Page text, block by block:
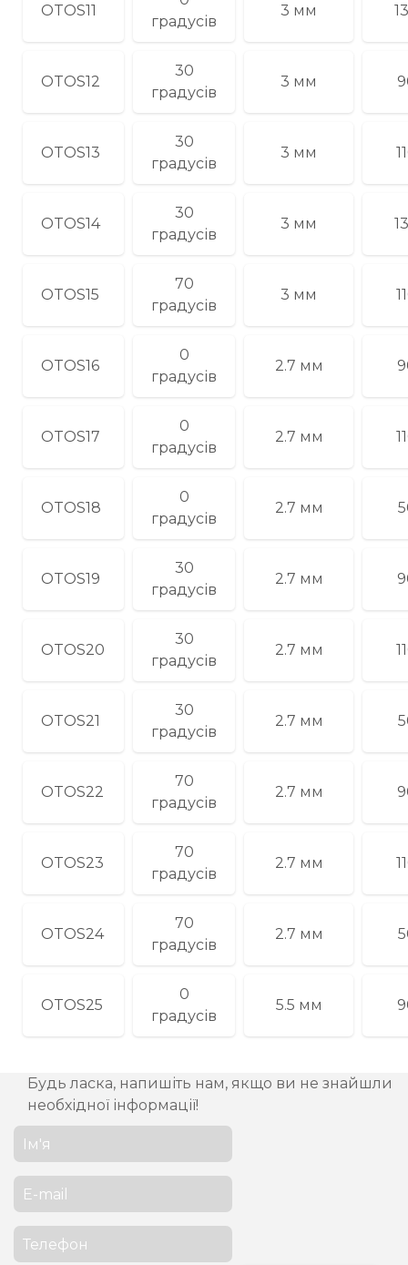
OTOS11
градусів
3 мм
OTOS12
30
градусів
3 мм
OTOS13
30
градусів
3 мм
OTOS14
30
градусів
3 мм
OTOS15
70
градусів
3 мм
OTOS16
0
градусів
2.7 мм
OTOS17
0
градусів
2.7 мм
OTOS18
0
градусів
2.7 мм
OTOS19
30
градусів
2.7 мм
OTOS20
30
градусів
2.7 мм
OTOS21
30
градусів
2.7 мм
OTOS22
70
градусів
2.7 мм
OTOS23
70
градусів
2.7 мм
OTOS24
70
градусів
2.7 мм
OTOS25
0
градусів
5.5 мм
Будь ласка, напишіть нам, якщо ви не знайшли
необхідної інформації!